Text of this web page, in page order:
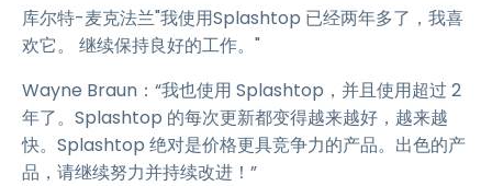
库尔特-麦克法兰"我使用Splashtop 已经两年多了，我喜
欢它。 继续保持良好的工作。"
Wayne Braun：“我也使用 Splashtop，并且使用超过 2
年了。Splashtop 的每次更新都变得越来越好，越来越
快。Splashtop 绝对是价格更具竞争力的产品。出色的产
品，请继续努力并持续改进！”